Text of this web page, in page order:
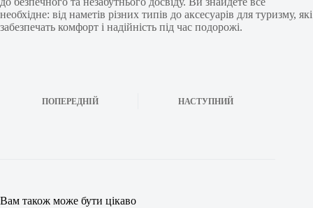
необхідне: від наметів різних типів до аксесуарів для туризму, які
забезпечать комфорт і надійність під час подорожі.
ПОПЕРЕДНІЙ НАСТУПНИЙ
Вам також може бути цікаво